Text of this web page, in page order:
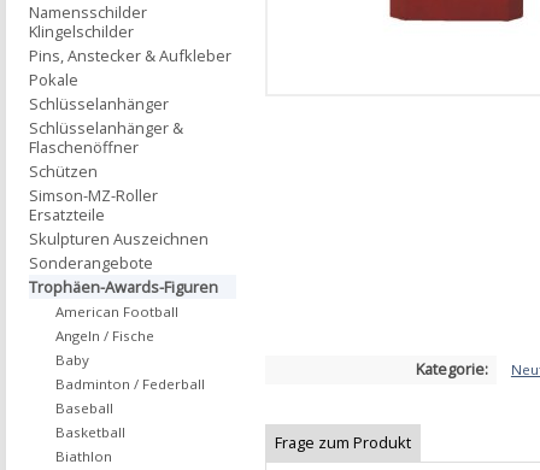
Kategorie:
Frage zum Produkt
Namensschilder
Klingelschilder
Pins, Anstecker & Aufkleber
Pokale
Schlüsselanhänger
Schlüsselanhänger &
Flaschenöffner
Schützen
Simson-MZ-Roller
Ersatzteile
Skulpturen Auszeichnen
Sonderangebote
Trophäen-Awards-Figuren
American Football
Angeln / Fische
Baby
Badminton / Federball
Baseball
Basketball
Biathlon